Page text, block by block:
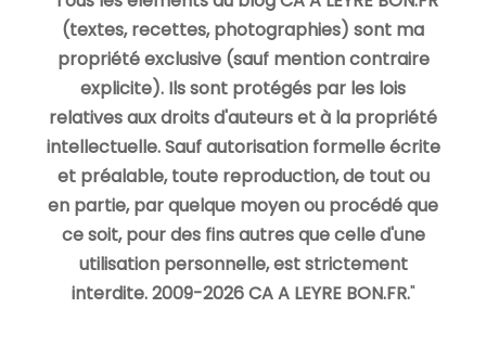
(textes, recettes, photographies) sont ma
propriété exclusive (sauf mention contraire
explicite). Ils sont protégés par les lois
relatives aux droits d'auteurs et à la propriété
intellectuelle. Sauf autorisation formelle écrite
et préalable, toute reproduction, de tout ou
en partie, par quelque moyen ou procédé que
ce soit, pour des fins autres que celle d'une
utilisation personnelle, est strictement
interdite. 2009-2026 CA A LEYRE BON.FR."